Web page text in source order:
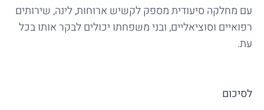
עם מחלקה סיעודית מספק לקשיש ארוחות, לינה, שירותים
רפואיים וסוציאליים, ובני משפחתו יכולים לבקר אותו בכל
עת.
לסיכום